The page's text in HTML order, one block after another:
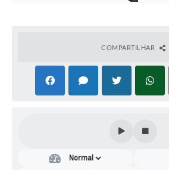
COMPARTILHAR